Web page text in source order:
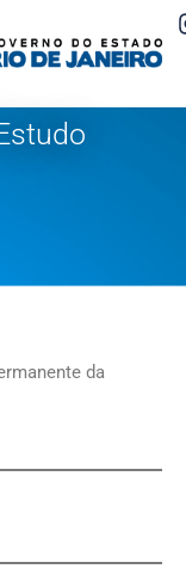
da